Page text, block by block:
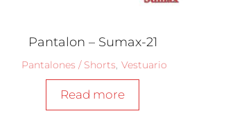
Pantalon – Sumax-21
Pantalones / Shorts Vestuario
Read more